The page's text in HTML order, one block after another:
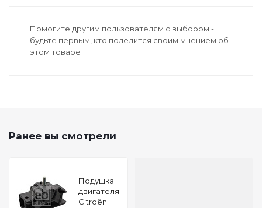
Помогите другим пользователям с выбором -
будьте первым, кто поделится своим мнением об
этом товаре
Ранее вы смотрели
Подушкa
двигателя
Citroën